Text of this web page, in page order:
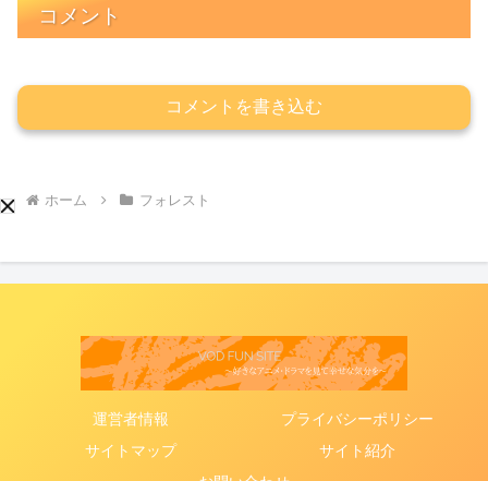
コメント
コメントを書き込む
ホーム フォレスト
運営者情報
プライバシーポリシー
サイトマップ
サイト紹介